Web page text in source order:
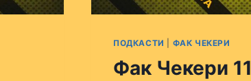
ПОДКАСТИ ФАК ЧЕКЕРИ
Фак Чекери 11